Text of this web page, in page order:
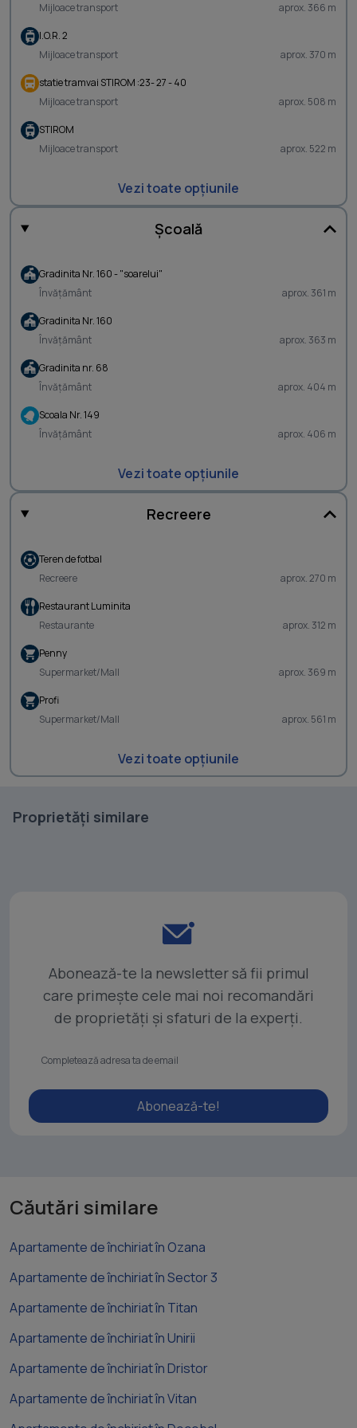
Mijloace transport aprox. 366 m
I.O.R. 2
Mijloace transport
aprox. 370 m
statie tramvai STIROM :23- 27 - 40
Mijloace transport
aprox. 508 m
STIROM
Mijloace transport
aprox. 522 m
Vezi toate opțiunile
Școală
Gradinita Nr. 160 - "soarelui"
Învățământ
aprox. 361 m
Gradinita Nr. 160
Învățământ
aprox. 363 m
Gradinita nr. 68
Învățământ
aprox. 404 m
Scoala Nr. 149
Învățământ
aprox. 406 m
Vezi toate opțiunile
Recreere
Teren de fotbal
Recreere
aprox. 270 m
Restaurant Luminita
Restaurante
aprox. 312 m
Penny
Supermarket/Mall
aprox. 369 m
Profi
Supermarket/Mall
aprox. 561 m
Vezi toate opțiunile
Proprietăți similare
Abonează-te la newsletter să fii primul
care primește cele mai noi recomandări
de proprietăți și sfaturi de la experți.
Abonează-te!
Căutări similare
Apartamente de închiriat în Ozana
Apartamente de închiriat în Sector 3
Apartamente de închiriat în Titan
Apartamente de închiriat în Unirii
Apartamente de închiriat în Dristor
Apartamente de închiriat în Vitan